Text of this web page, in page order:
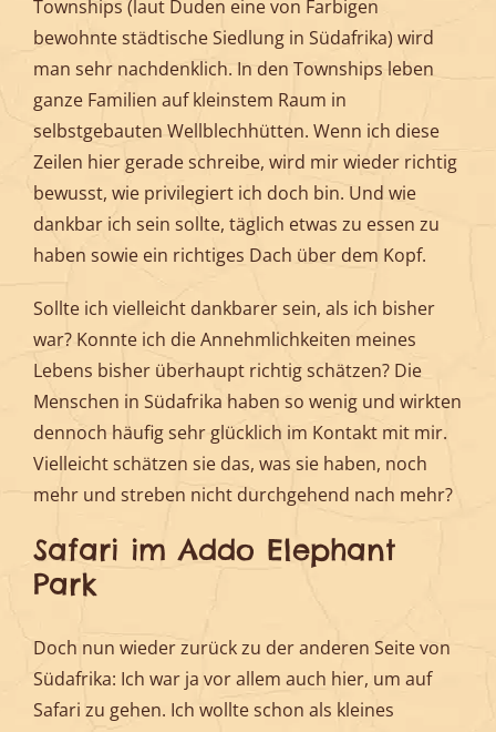
Townships (laut Duden eine von Farbigen
bewohnte städtische Siedlung in Südafrika) wird
man sehr nachdenklich. In den Townships leben
ganze Familien auf kleinstem Raum in
selbstgebauten Wellblechhütten. Wenn ich diese
Zeilen hier gerade schreibe, wird mir wieder richtig
bewusst, wie privilegiert ich doch bin. Und wie
dankbar ich sein sollte, täglich etwas zu essen zu
haben sowie ein richtiges Dach über dem Kopf.
Sollte ich vielleicht dankbarer sein, als ich bisher
war? Konnte ich die Annehmlichkeiten meines
Lebens bisher überhaupt richtig schätzen? Die
Menschen in Südafrika haben so wenig und wirkten
dennoch häufig sehr glücklich im Kontakt mit mir.
Vielleicht schätzen sie das, was sie haben, noch
mehr und streben nicht durchgehend nach mehr?
Safari im Addo Elephant
Park
Doch nun wieder zurück zu der anderen Seite von
Südafrika: Ich war ja vor allem auch hier, um auf
Safari zu gehen. Ich wollte schon als kleines